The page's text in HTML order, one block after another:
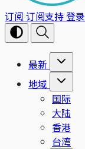
订阅 订阅支持登录
最新
地域
国际
大陆
香港
台湾